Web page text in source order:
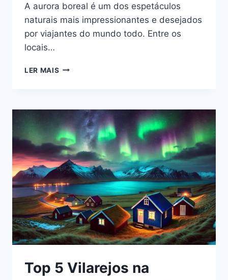
A aurora boreal é um dos espetáculos
naturais mais impressionantes e desejados
por viajantes do mundo todo. Entre os
locais…
LER MAIS ONDE
BOREAL:
MELHORES
LOCAIS
NO
NORTE
DA
NORUEGA
Top 5 Vilarejos na